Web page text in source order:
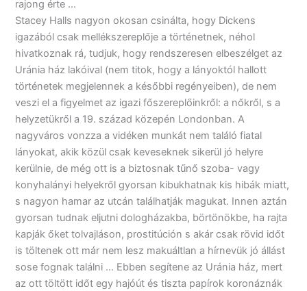
rajong érte …
Stacey Halls nagyon okosan csinálta, hogy Dickens
igazából csak mellékszereplője a történetnek, néhol
hivatkoznak rá, tudjuk, hogy rendszeresen elbeszélget az
Uránia ház lakóival (nem titok, hogy a lányoktól hallott
történetek megjelennek a későbbi regényeiben), de nem
veszi el a figyelmet az igazi főszereplőinkről: a nőkről, s a
helyzetükről a 19. század közepén Londonban. A
nagyváros vonzza a vidéken munkát nem találó fiatal
lányokat, akik közül csak keveseknek sikerül jó helyre
kerülnie, de még ott is a biztosnak tűnő szoba- vagy
konyhalányi helyekről gyorsan kibukhatnak kis hibák miatt,
s nagyon hamar az utcán találhatják magukat. Innen aztán
gyorsan tudnak eljutni dologházakba, börtönökbe, ha rajta
kapják őket tolvajláson, prostitúción s akár csak rövid időt
is töltenek ott már nem lesz makuáltlan a hírnevük jó állást
sose fognak találni … Ebben segítene az Uránia ház, mert
az ott töltött időt egy hajóút és tiszta papírok koronáznák